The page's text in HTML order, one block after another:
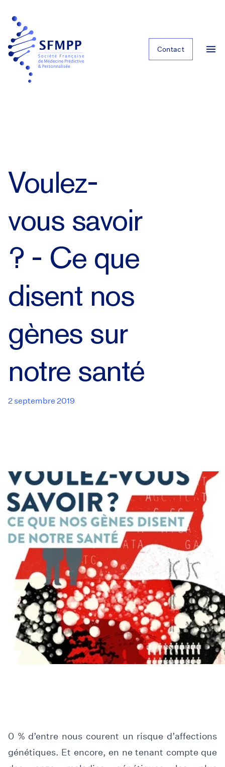
Contact
Voulez-
vous savoir
? - Ce que
disent nos
gènes sur
notre santé
2 septembre 2019
0 % d’entre nous courent un risque d’affections
génétiques. Et encore, en ne tenant compte que